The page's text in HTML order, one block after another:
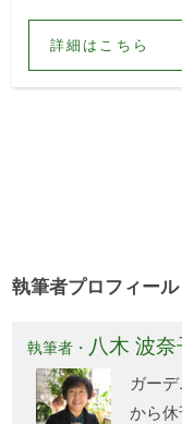
においても、美意識
格差は無い！と言い
詳細はこちら
執筆者プロフィール
執筆者・ 八木 波奈
ガー
から休